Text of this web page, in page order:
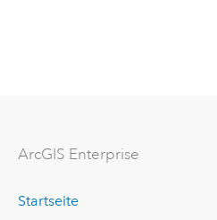
ArcGIS Enterprise
Startseite